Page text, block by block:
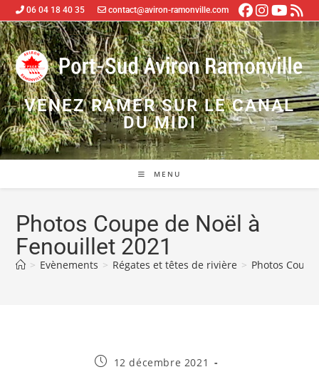
06 04 18 40 35 contact@aviron-ramonville.com
VENEZ RAMER SUR LE CANAL
DU MIDI
MENU
Photos Coupe de Noël à
Fenouillet 2021
> Evènements > Régates et têtes de rivière > Photos
12 décembre 2021